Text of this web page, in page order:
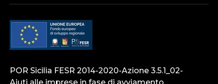
POR Sicilia FESR 2014-2020-Azione 3.5.1_02-